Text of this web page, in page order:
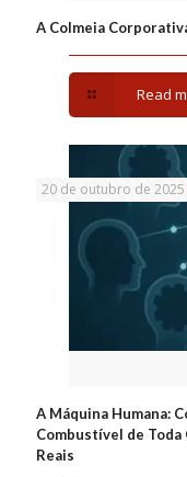
A Colmeia
Read
20 de outubro de 2025
A Máquina Humana:
Combustível de
Reais